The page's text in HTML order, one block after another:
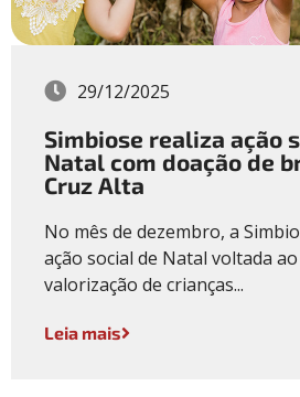
29/12/2025
Simbiose realiza ação
Natal com doação de
Cruz Alta
No mês de dezembro, a
ação social de Natal voltada
valorização de crianças...
Leia mais